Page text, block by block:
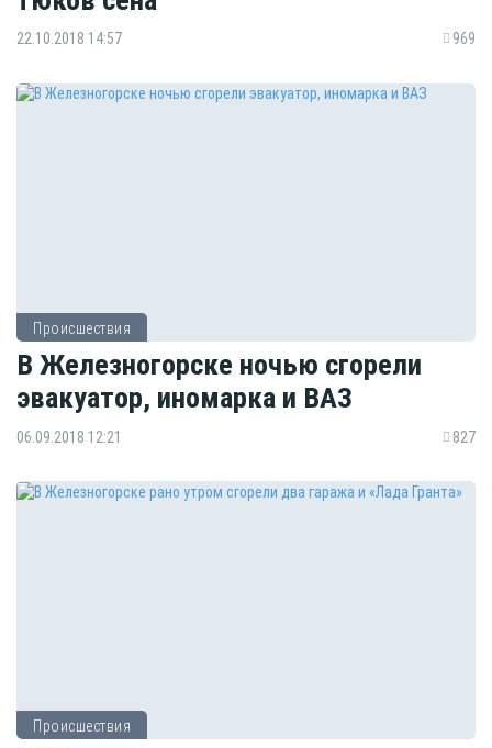
22.10.2018 14:57 969
Происшествия
В Железногорске ночью сгорели
эвакуатор, иномарка и ВАЗ
06.09.2018 12:21 827
Происшествия